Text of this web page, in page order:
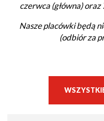
czerwca (główna)
Nasze placówki będą
(odbiór za